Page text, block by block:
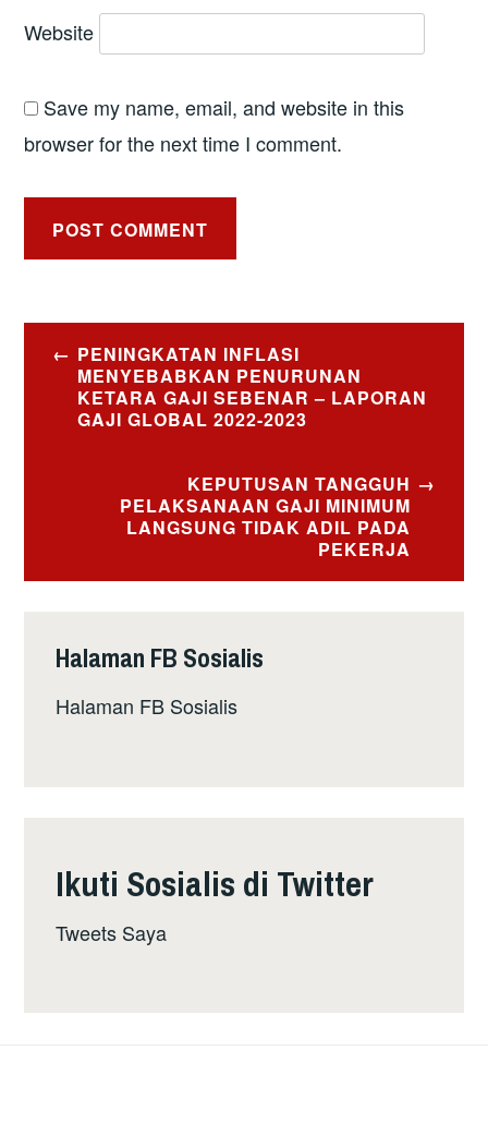
Website
Save my name, email, and website in this
browser for the next time I comment.
Post
navigation
PENINGKATAN INFLASI
MENYEBABKAN PENURUNAN
KETARA GAJI SEBENAR – LAPORAN
GAJI GLOBAL 2022-2023
KEPUTUSAN TANGGUH
PELAKSANAAN GAJI MINIMUM
LANGSUNG TIDAK ADIL PADA
PEKERJA
Halaman FB Sosialis
Halaman FB Sosialis
Ikuti Sosialis di Twitter
Tweets Saya